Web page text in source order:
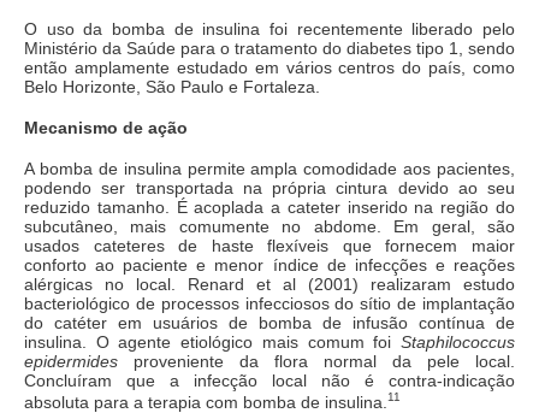
O uso da bomba de insulina foi recentemente liberado pelo
Ministério da Saúde para o tratamento do diabetes tipo 1, sendo
então amplamente estudado em vários centros do país, como
Belo Horizonte, São Paulo e Fortaleza.
Mecanismo de ação
A bomba de insulina permite ampla comodidade aos pacientes,
podendo ser transportada na própria cintura devido ao seu
reduzido tamanho. É acoplada a cateter inserido na região do
subcutâneo, mais comumente no abdome. Em geral, são
usados cateteres de haste flexíveis que fornecem maior
conforto ao paciente e menor índice de infecções e reações
alérgicas no local. Renard et al (2001) realizaram estudo
bacteriológico de processos infecciosos do sítio de implantação
do catéter em usuários de bomba de infusão contínua de
insulina. O agente etiológico mais comum foi Staphilococcus
epidermides proveniente da flora normal da pele local.
Concluíram que a infecção local não é contra-indicação
absoluta para a terapia com bomba de insulina. 11